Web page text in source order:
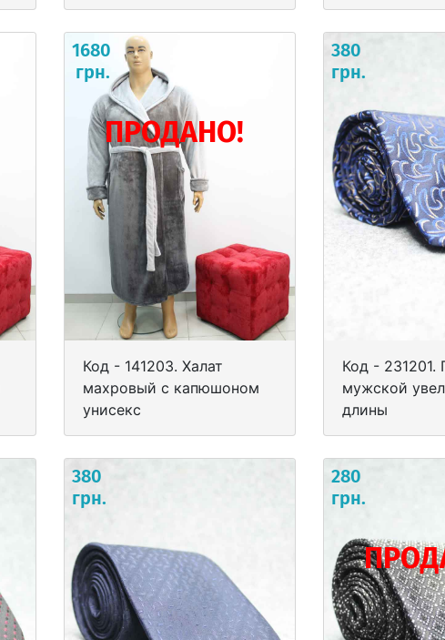
1680
грн.
ПРОДАНО!
Код - 141203. Халат
махровый с капюшоном
унисекс
380
грн.
Код - 231201.
мужской
длины
380
грн.
280
грн.